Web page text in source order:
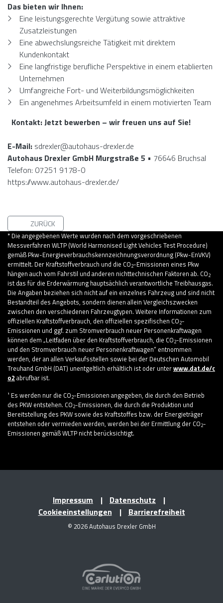
Das bieten wir Ihnen:
Eine leistungsgerechte Vergütung sowie attraktive
Zusatzleistungen
Eine abwechslungsreiche Tätigkeit mit direktem
Kundenkontakt
Eine langfristige berufliche Perspektive in einem etablierten
Unternehmen
Umfangreiche Fort- und Weiterbildungsmöglichkeiten
Ein angenehmes Arbeitsumfeld in einem motivierten Team
Kontakt:Jetzt bewerben – wir freuen uns auf Sie!
E-Mail: sdrexler@autohaus-drexler.de
Autohaus Drexler GmbH Murgstraße 5 • 76646 Bruchsal
Telefon: 07251 9178-0
https://www.autohaus-drexler.de/
ZURÜCK
* Die angegebenen Werte wurden nach dem vorgeschriebenen
Messverfahren WLTP (World Harmonised Light Vehicles Test Procedure)
gemäß Pkw-Energieverbrauchskennzeichnungsverordnung (Pkw-EnVKV)
ermittelt. Der Kraftstoffverbrauch und die CO2-Emissionen eines Pkw
hängen auch vom Fahrstil und anderen nichttechnischen Faktoren ab. CO2
ist das für die Erderwärmung hauptsächlich verantwortliche Treibhausgas.
Die Angaben beziehen sich nicht auf ein einzelnes Fahrzeug und sind nicht
Bestandteil des Angebots, sondern dienen allein Vergleichszwecken
zwischen den verschiedenen Fahrzeugtypen. Weitere Informationen zum
offiziellen Kraftstoffverbrauch, den offiziellen spezifischen CO2-
Emissionen und ggf. zum Stromverbrauch neuer Personenkraftwagen
können dem „Leitfaden über den Kraftstoffverbrauch, die CO2-Emissionen
und den Stromverbrauch neuer Personenkraftwagen“ entnommen
werden, der an allen Verkaufsstellen sowie bei der Deutschen Automobil
Treuhand GmbH (DAT) unentgeltlich erhältlich ist oder unterwww.dat.de/c
o2 abrufbar ist.
¹ Es werden nur die CO2-Emissionen angegeben, die durch den Betrieb
des PKW entstehen. CO2-Emissionen, die durch die Produktion und
Bereitstellung des PKW sowie des Kraftstoffes bzw. der Energieträger
entstehen oder vermieden werden, werden bei der Ermittlung der CO2-
Emissionen gemäß WLTP nicht berücksichtigt.
Impressum
Datenschutz
Cookieeinstellungen
Barrierefreiheit
© 2026 Autohaus Drexler GmbH